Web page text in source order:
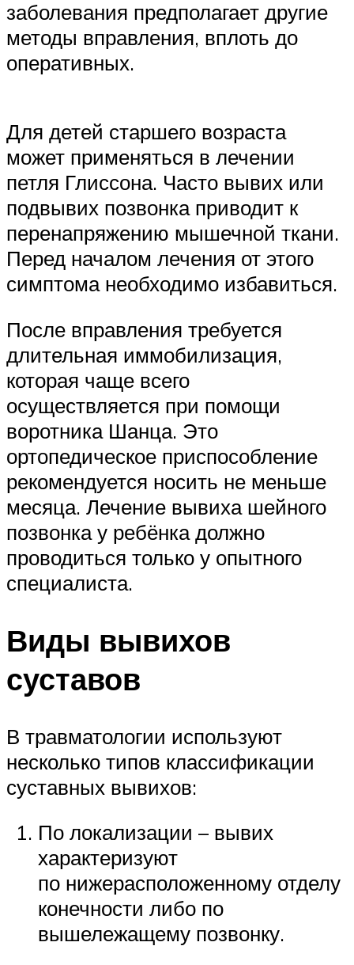
заболевания предполагает другие
методы вправления, вплоть до
оперативных.
Для детей старшего возраста
может применяться в лечении
петля Глиссона. Часто вывих или
подвывих позвонка приводит к
перенапряжению мышечной ткани.
Перед началом лечения от этого
симптома необходимо избавиться.
После вправления требуется
длительная иммобилизация,
которая чаще всего
осуществляется при помощи
воротника Шанца. Это
ортопедическое приспособление
рекомендуется носить не меньше
месяца. Лечение вывиха шейного
позвонка у ребёнка должно
проводиться только у опытного
специалиста.
Виды вывихов
суставов
В травматологии используют
несколько типов классификации
суставных вывихов:
По локализации – вывих
характеризуют
по нижерасположенному отделу
конечности либо по
вышележащему позвонку.